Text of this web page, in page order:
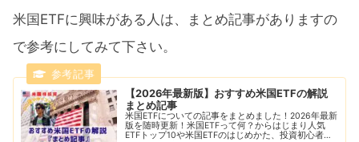
米国ETFに興味がある人は、まとめ記事がありますの
で参考にしてみて下さい。
【2026年最新版】おすすめ米国ETFの解説
まとめ記事
米国ETFについての記事をまとめました！2026年最新
版を随時更新！米国ETFって何？からはじまり人気
ETFトップ10や米国ETFのはじめかた、投資初心者に